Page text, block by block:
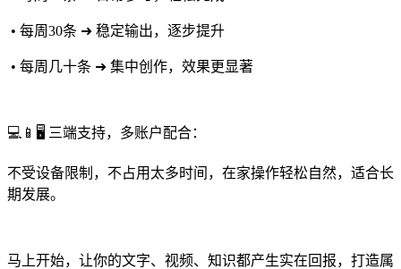
• 每周30条 ➜ 稳定输出，逐步提升
• 每周几十条 ➜ 集中创作，效果更显著
💻📱🖥 三端支持，多账户配合：
不受设备限制，不占用太多时间，在家操作轻松自然，适合长
期发展。
马上开始，让你的文字、视频、知识都产生实在回报，打造属